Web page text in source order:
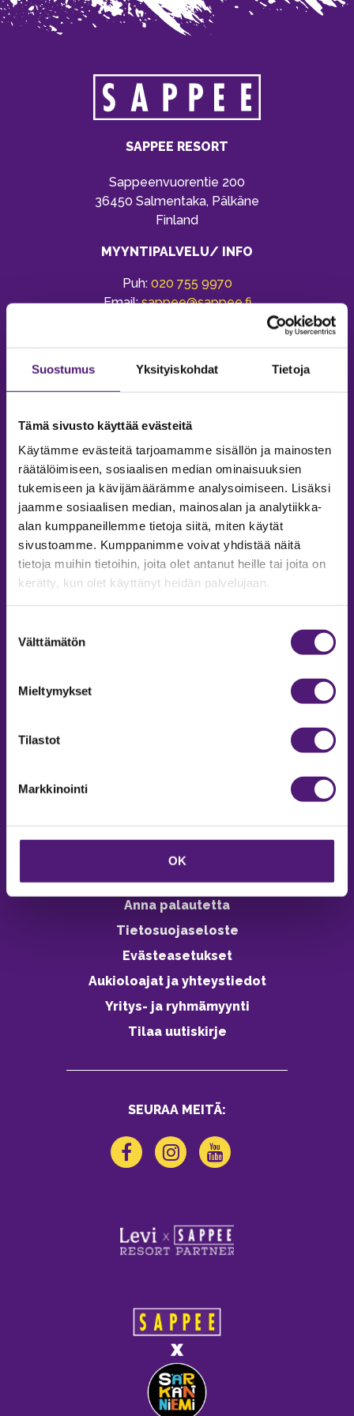
Suostumus Yksityiskohdat Tietoja
Tämä sivusto käyttää evästeitä
Käytämme evästeitä tarjoamamme sisällön ja mainosten
räätälöimiseen, sosiaalisen median ominaisuuksien
tukemiseen ja kävijämäärämme analysoimiseen. Lisäksi
jaamme sosiaalisen median, mainosalan ja analytiikka-
alan kumppaneillemme tietoja siitä, miten käytät
sivustoamme. Kumppanimme voivat yhdistää näitä
tietoja muihin tietoihin, joita olet antanut heille tai joita on
kerätty, kun olet käyttänyt heidän palvelujaan.
valinta
Välttämätön
Mieltymykset
Tilastot
Markkinointi
OK
SAPPEE RESORT
Sappeenvuorentie 200
36450 Salmentaka, Pälkäne
Finland
MYYNTIPALVELU/ INFO
Puh: 020 755 9970
Email:sappee@sappee.fi
MAJOITUS
Tiedustelut & Varaukset
Vastuullisuus
Ympäristöohjelma
Avoimet työpaikat
Anna palautetta
Tietosuojaseloste
Evästeasetukset
Aukioloajat ja yhteystiedot
Yritys- ja ryhmämyynti
Tilaa uutiskirje
SEURAA MEITÄ: